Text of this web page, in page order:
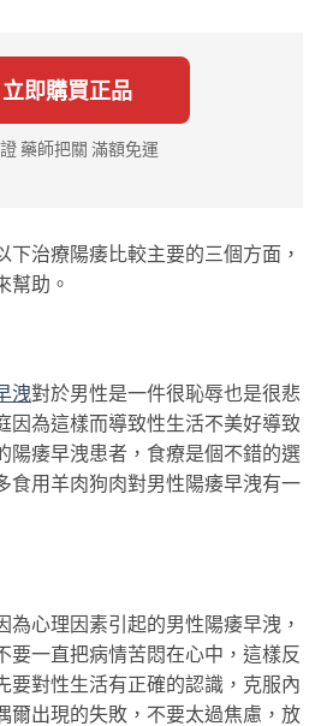
立即購買正品
藥師把關 滿額免運
下治療陽痿比較主要的三個方面，
幫助。
洩對於男性是一件很恥辱也是很悲
因為這樣而導致性生活不美好導致
陽痿早洩患者，食療是個不錯的選
食用羊肉狗肉對男性陽痿早洩有一
為心理因素引起的男性陽痿早洩，
要一直把病情苦悶在心中，這樣反
要對性生活有正確的認識，克服內
爾出現的失敗，不要太過焦慮，放